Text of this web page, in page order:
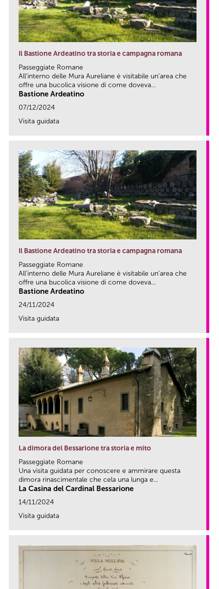
Il Bastione Ardeatino tra storia e campagna romana
Passeggiate Romane
All’interno delle Mura Aureliane è visitabile un’area che
offre una bucolica visione di come doveva...
Bastione Ardeatino
07/12/2024
Visita guidata
Il Bastione Ardeatino tra storia e campagna romana
Passeggiate Romane
All’interno delle Mura Aureliane è visitabile un’area che
offre una bucolica visione di come doveva...
Bastione Ardeatino
24/11/2024
Visita guidata
La dimora del Bessarione tra storia e mito
Passeggiate Romane
Una visita guidata per conoscere e ammirare questa
dimora rinascimentale che cela una lunga e...
La Casina del Cardinal Bessarione
14/11/2024
Visita guidata